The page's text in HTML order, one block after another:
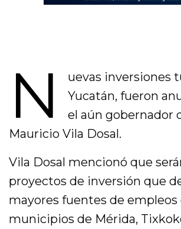
N
uevas inversiones
Yucatán, fueron
el aún gobernador
Mauricio Vila Dosal.
Vila Dosal mencionó que
proyectos de inversión que
mayores fuentes de empleos
municipios de Mérida,